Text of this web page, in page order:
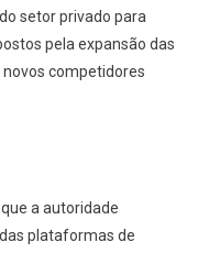
setor privado para
pela expansão das
competidores
a autoridade
plataformas de